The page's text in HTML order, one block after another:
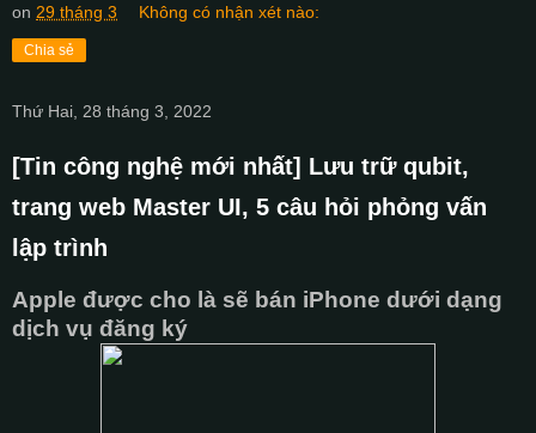
on 29 tháng 3 Không có nhận xét nào:
Chia sẻ
Thứ Hai, 28 tháng 3, 2022
[Tin công nghệ mới nhất] Lưu trữ qubit,
trang web Master UI, 5 câu hỏi phỏng vấn
lập trình
Apple được cho là sẽ bán iPhone dưới dạng
dịch vụ đăng ký